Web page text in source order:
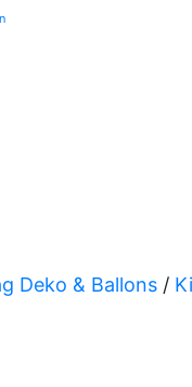
Deko & Ballons /